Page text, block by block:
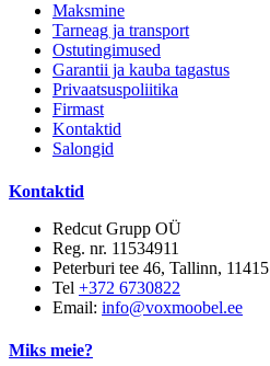
Maksmine
Tarneag ja transport
Ostutingimused
Garantii ja kauba tagastus
Privaatsuspoliitika
Firmast
Kontaktid
Salongid
Kontaktid
Redcut Grupp OÜ
Reg. nr. 11534911
Peterburi tee 46, Tallinn, 11415
Tel +372 6730822
Email: info@voxmoobel.ee
Miks meie?